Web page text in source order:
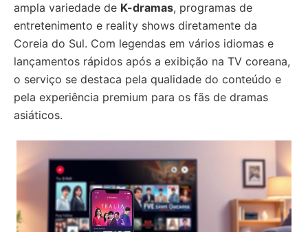
ampla variedade de K-dramas, programas de
entretenimento e reality shows diretamente da
Coreia do Sul. Com legendas em vários idiomas e
lançamentos rápidos após a exibição na TV coreana,
o serviço se destaca pela qualidade do conteúdo e
pela experiência premium para os fãs de dramas
asiáticos.